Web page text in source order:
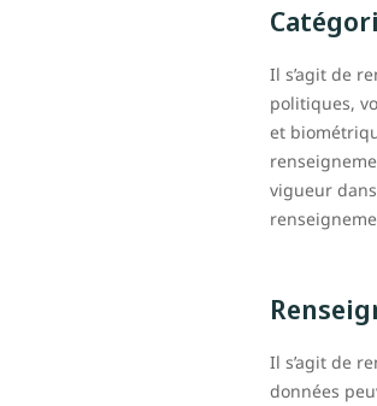
Il s’agit de
politiques,
et
vigueur
Il s’agit de
données